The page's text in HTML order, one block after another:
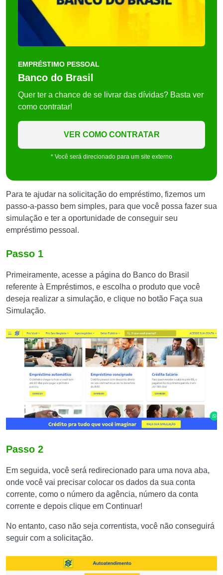
EMPRÉSTIMO PESSOAL
Banco do Brasil
Quer ter a chance de se livrar das dívidas? Basta ver
como contratar!
VER COMO CONTRATAR
* Você será direcionado para um site externo
Para te ajudar na solicitação do empréstimo, fizemos um
passo-a-passo bem simples, para que você possa fazer sua
simulação e ter a oportunidade de conseguir seu
empréstimo pessoal.
Passo 1
Primeiramente, acesse a página do Banco do Brasil
referente à Empréstimos, e escolha o produto que você
deseja realizar a simulação, e clique no botão Faça sua
Simulação.
Passo 2
Em seguida, você será redirecionado para uma nova aba,
onde você vai precisar colocar os dados da sua conta
corrente, como o número da agência, número da conta
corrente e depois clique em Continuar!
No entanto, caso não seja correntista, você não conseguirá
seguir com a solicitação.